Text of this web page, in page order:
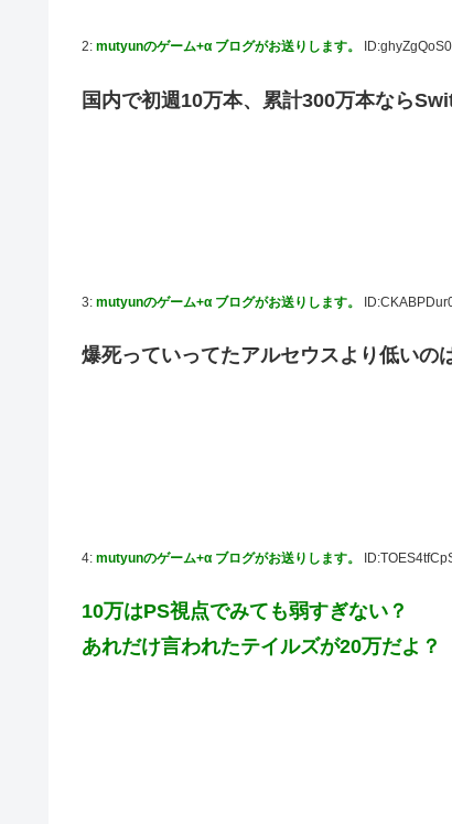
「ドラクエ11」攻略感想(54/クリア後)マルティナ
初見で「勝てるわけないやろくそったれ…」って思
10/29の｢MTV VMAJ 2026｣に出演決定！！！【乃木
青葉坂46、まもなく正式発表か
【AIグラビア】おしっこをしている女の子のAIエロ
2: mutyunのゲーム+α ブログがお送りします。
国内で初週10万本、累計300万本なら
3: mutyunのゲーム+α ブログがお送りします。
爆死っていってたアルセウスより低いの
4: mutyunのゲーム+α ブログがお送りします。
10万はPS視点でみても弱すぎない？
あれだけ言われたテイルズが20万だよ？